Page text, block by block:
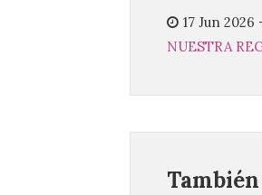
17 Jun 2026
NUESTRA